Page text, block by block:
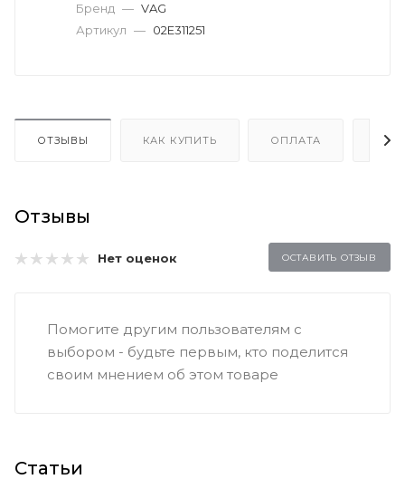
Бренд — VAG
Артикул — 02E311251
ОТЗЫВЫ КАК КУПИТЬ ОПЛАТА
Отзывы
Нет оценок ОСТАВИТЬ ОТЗЫВ
Помогите другим пользователям с
выбором - будьте первым, кто поделится
своим мнением об этом товаре
Статьи